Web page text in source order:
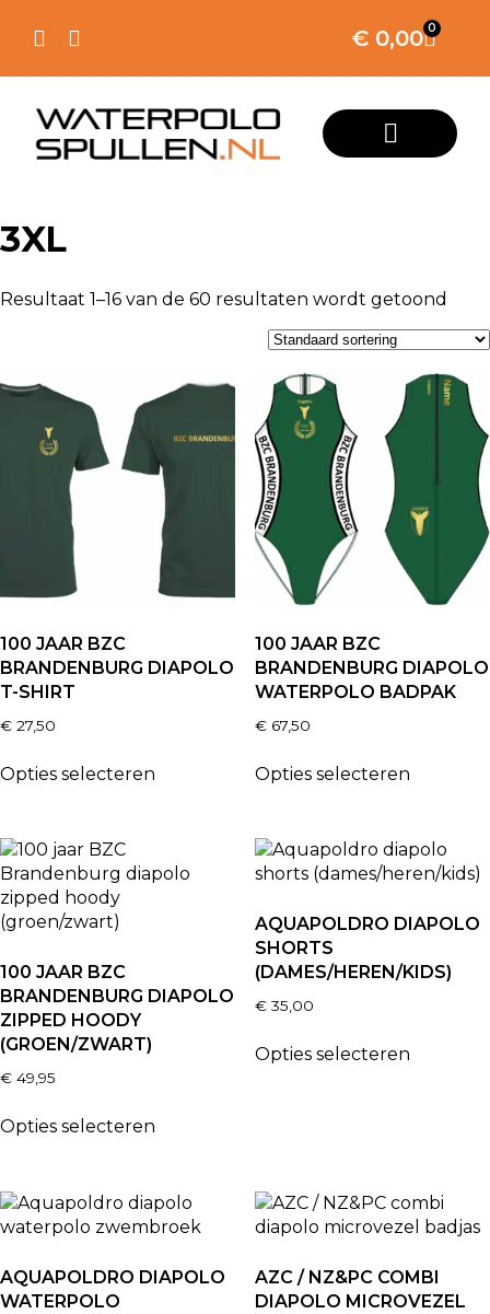
€ 0,00 0
3XL
Resultaat 1–16 van de 60 resultaten wordt getoond
100 JAAR BZC
BRANDENBURG DIAPOLO
T-SHIRT
€ 27,50
Opties selecteren
100 JAAR BZC
BRANDENBURG DIAPOLO
WATERPOLO BADPAK
€67,50
Opties selecteren
100 JAAR BZC
BRANDENBURG DIAPOLO
ZIPPED HOODY
(GROEN/ZWART)
€ 49,95
Opties selecteren
AQUAPOLDRO DIAPOLO
SHORTS
(DAMES/HEREN/KIDS)
€35,00
Opties selecteren
AQUAPOLDRO DIAPOLO
WATERPOLO
AZC / NZ&PC COMBI
DIAPOLO MICROVEZEL